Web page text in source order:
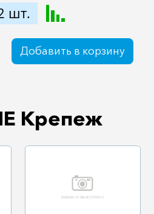
шт.
Добавить в корзину
Крепеж